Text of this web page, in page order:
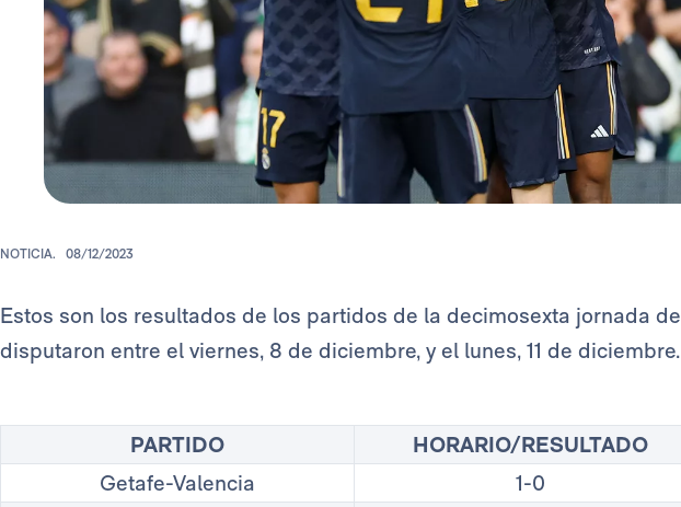
NOTICIA. 08/12/2023
Estos son los resultados de los partidos de la decimosexta jornada de
disputaron entre el viernes, 8 de diciembre, y el lunes, 11 de diciembre.
PARTIDO HORARIO/RESULTADO
Getafe-Valencia
1-0